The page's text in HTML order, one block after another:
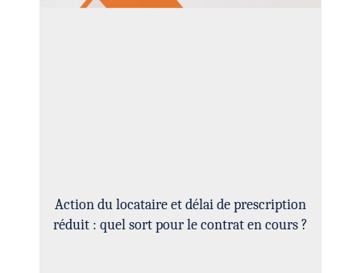
Action du locataire et délai de prescription
réduit : quel sort pour le contrat en cours ?